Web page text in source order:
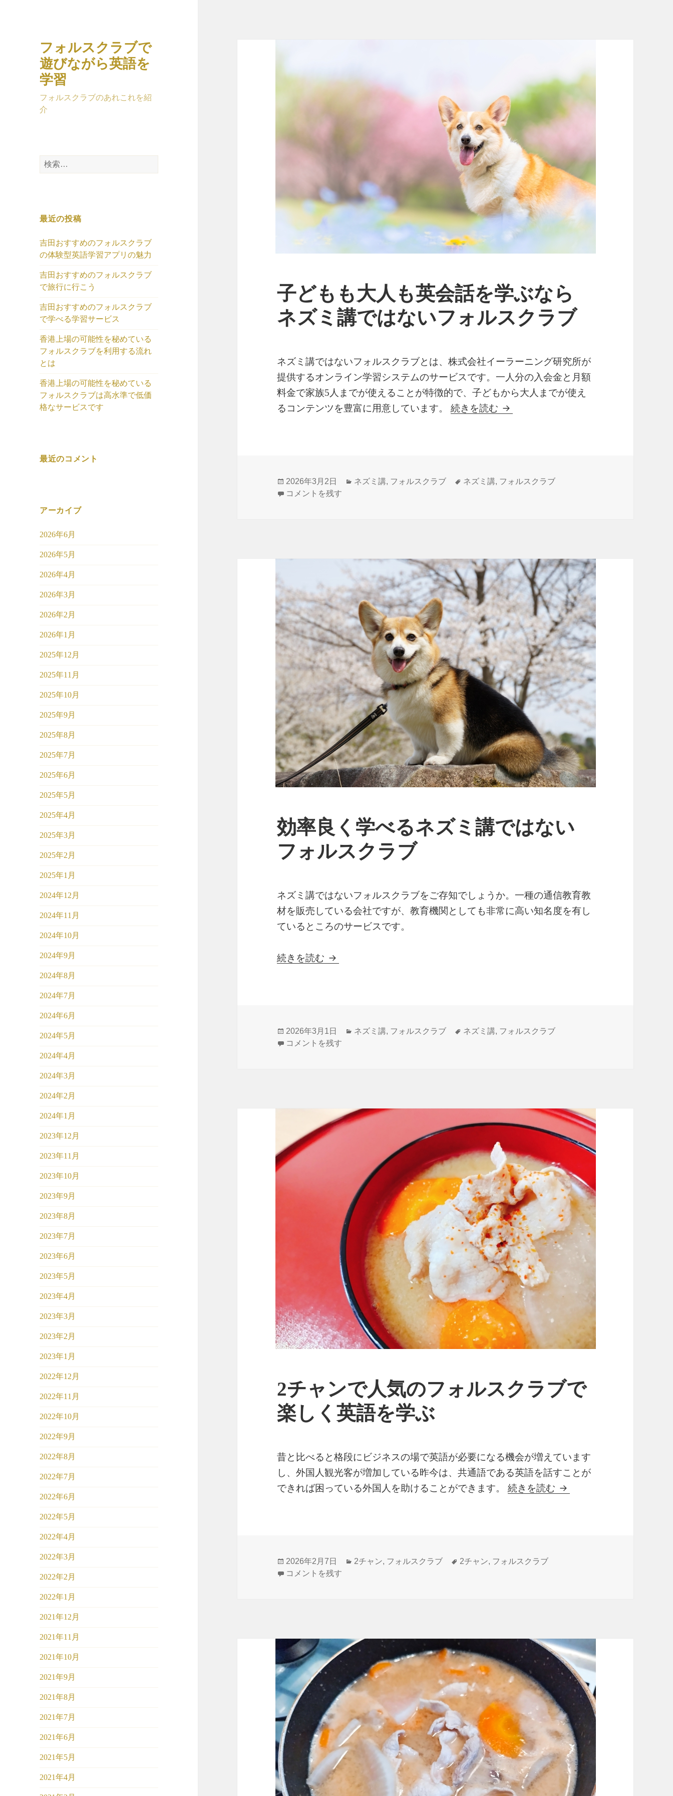
フォルスクラブで
遊びながら英語を
学習
フォルスクラブのあれこれを紹
介
検
索:
最近の投稿
吉田おすすめのフォルスクラブ
の体験型英語学習アプリの魅力
吉田おすすめのフォルスクラブ
で旅行に行こう
吉田おすすめのフォルスクラブ
で学べる学習サービス
香港上場の可能性を秘めている
フォルスクラブを利用する流れ
とは
香港上場の可能性を秘めている
フォルスクラブは高水準で低価
格なサービスです
最近のコメント
アーカイブ
2026年6月
2026年5月
2026年4月
2026年3月
2026年2月
2026年1月
2025年12月
2025年11月
2025年10月
2025年9月
2025年8月
2025年7月
2025年6月
2025年5月
2025年4月
2025年3月
2025年2月
2025年1月
2024年12月
2024年11月
2024年10月
2024年9月
2024年8月
2024年7月
2024年6月
2024年5月
2024年4月
2024年3月
2024年2月
2024年1月
2023年12月
2023年11月
2023年10月
2023年9月
2023年8月
2023年7月
2023年6月
2023年5月
2023年4月
2023年3月
2023年2月
2023年1月
2022年12月
2022年11月
2022年10月
2022年9月
2022年8月
2022年7月
2022年6月
2022年5月
2022年4月
2022年3月
2022年2月
2022年1月
2021年12月
2021年11月
2021年10月
2021年9月
2021年8月
2021年7月
2021年6月
2021年5月
2021年4月
子どもも大人も英会話を学ぶなら
ネズミ講ではないフォルスクラブ
ネズミ講ではないフォルスクラブとは、株式会社イーラーニング研究所が
提供するオンライン学習システムのサービスです。一人分の入会金と月額
料金で家族5人までが使えることが特徴的で、子どもから大人までが使え
るコンテンツを豊富に用意しています。続きを読む 子どもも大人も英会話を学ぶならネズ
投
稿
2026年3月2日
カ
ネズミ講, フォルスクラブ
タ
ネズミ講, フォルスクラブ
子どもも大人も英会話を学ぶならネズミ講ではないフォルスクラブ に
コメントを残す
効率良く学べるネズミ講ではない
フォルスクラブ
ネズミ講ではないフォルスクラブをご存知でしょうか。一種の通信教育教
材を販売している会社ですが、教育機関としても非常に高い知名度を有し
ているところのサービスです。
続きを読む 効率良く学べるネズミ講ではないフォルスクラブ
投
稿
2026年3月1日
カ
ネズミ講, フォルスクラブ
タ
ネズミ講, フォルスクラブ
効率良く学べるネズミ講ではないフォルスクラブ に
コメントを残す
2チャンで人気のフォルスクラブで
楽しく英語を学ぶ
昔と比べると格段にビジネスの場で英語が必要になる機会が増えています
し、外国人観光客が増加している昨今は、共通語である英語を話すことが
できれば困っている外国人を助けることができます。続きを読む 2チャンで人気のフォルス
投
稿
2026年2月7日
カ
2チャン, フォルスクラブ
タ
2チャン, フォルスクラブ
2チャンで人気のフォルスクラブで楽しく英語を学ぶ に
コメントを残す